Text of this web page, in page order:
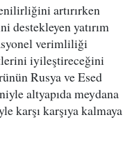
artırırken
destekleyen yatırım
verimliliği
iyileştireceğini
Rusya ve Esed
altyapıda meydana
karşı karşıya kalmaya